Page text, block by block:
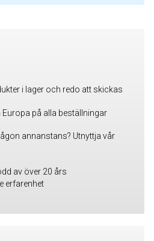
i lager och redo att skickas
Europa på alla beställningar
annanstans? Utnyttja vår
av över 20 års
erfarenhet